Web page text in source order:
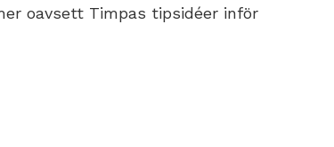
oavsett Timpas tipsidéer inför